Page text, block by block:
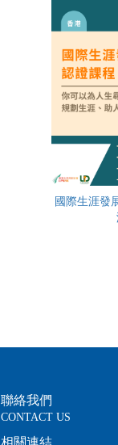
國際生涯發
聯絡我們
CONTACT US
相關連結